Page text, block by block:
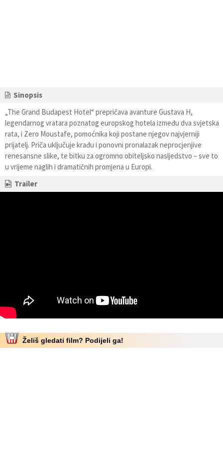
Sinopsis
„The Grand Budapest Hotel“ prepričava avanture Gustava H,
legendarnog vratara poznatog europskog hotela između dva svjetska
rata, i Zero Moustafe, pomoćnika koji postane njegov najvjerniji
prijatelj. Priča uključuje krađu i ponovni pronalazak neprocjenjive
renesansne slike, te bitku za ogromno obiteljsko nasljedstvo – sve to
u vrijeme naglih i dramatičnih promjena u Europi.
Trailer
Želiš gledati film? Podijeli ga!